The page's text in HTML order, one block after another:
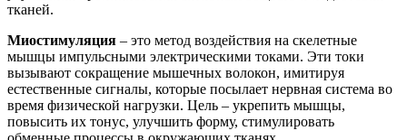
тканей.
Миостимуляция – это метод воздействия на скелетные
мышцы импульсными электрическими токами. Эти токи
вызывают сокращение мышечных волокон, имитируя
естественные сигналы, которые посылает нервная система во
время физической нагрузки. Цель – укрепить мышцы,
повысить их тонус, улучшить форму, стимулировать